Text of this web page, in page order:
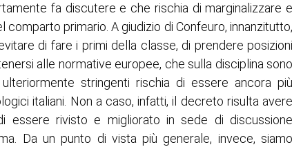
fa discutere e che rischia di marginalizzare e
primario. A giudizio di Confeuro, innanzitutto,
di fare i primi della classe, di prendere posizioni
alle normative europee, che sulla disciplina sono
stringenti rischia di essere ancora più
italiani. Non a caso, infatti, il decreto risulta avere
essere rivisto e migliorato in sede di discussione
Da un punto di vista più generale, invece, siamo